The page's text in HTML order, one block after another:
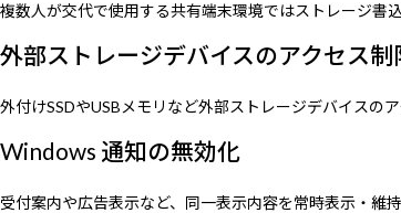
複数人が交代で使用する共有端末環境ではストレージ書
外部ストレージデバイスのアクセス制
外付けSSDやUSBメモリなど外部ストレージデバイスの
Windows 通知の無効化
受付案内や広告表示など、同一表示内容を常時表示・維